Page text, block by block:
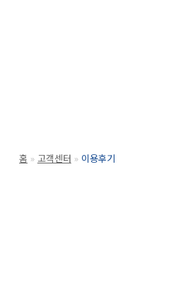
홈 고객센터 이용후기